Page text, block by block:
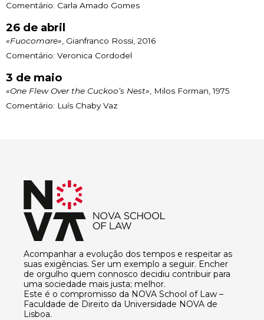
Comentário: Carla Amado Gomes
26 de abril
«Fuocomare» , Gianfranco Rossi, 2016
Comentário: Veronica Cordodel
3 de maio
«One Flew Over the Cuckoo’s Nest» , Milos Forman, 1975
Comentário: Luís Chaby Vaz
Acompanhar a evolução dos tempos e respeitar as
suas exigências. Ser um exemplo a seguir. Encher
de orgulho quem connosco decidiu contribuir para
uma sociedade mais justa; melhor.
Este é o compromisso da NOVA School of Law –
Faculdade de Direito da Universidade NOVA de
Lisboa.